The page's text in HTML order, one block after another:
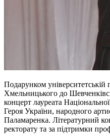
Подарунком університетській
Хмельницького до
концерт лауреата
Героя України, народного
Паламаренка. Літературний
ректорату та за підтримки